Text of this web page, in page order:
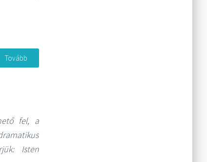
Tovább
fel, a
Isten